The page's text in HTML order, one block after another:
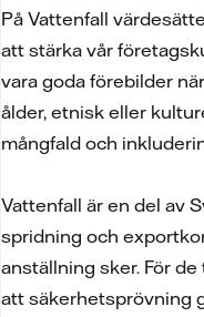
På Vattenfall
att stärka vår
vara goda förebilder
ålder, etnisk eller
mångfald och
Vattenfall är en del av
spridning och
anställning sker. För
att säkerhetsprövning